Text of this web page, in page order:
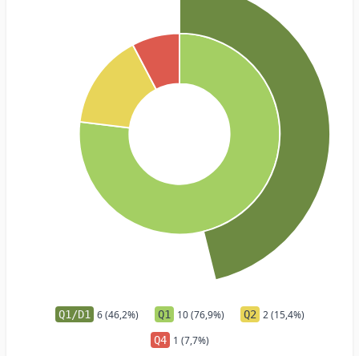
Q1/D1 6 (46,2%) Q1 10 (76,9%) Q2 2 (15,4%)
Q4 1 (7,7%)